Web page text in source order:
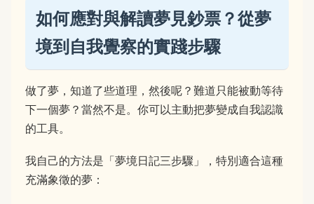
如何應對與解讀夢見鈔票？從夢
境到自我覺察的實踐步驟
做了夢，知道了些道理，然後呢？難道只能被動等待
下一個夢？當然不是。你可以主動把夢變成自我認識
的工具。
我自己的方法是「夢境日記三步驟」，特別適合這種
充滿象徵的夢：